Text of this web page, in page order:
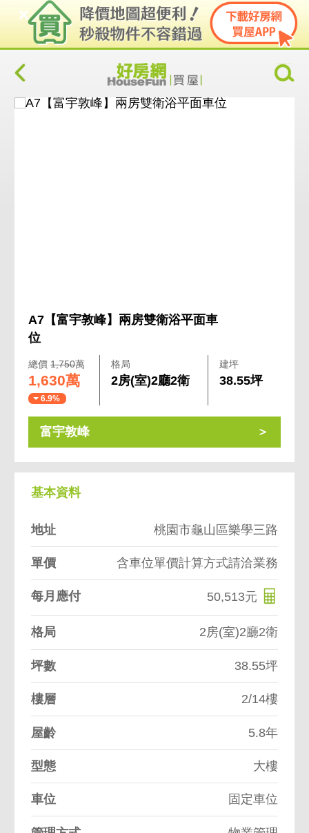
A7【富宇敦峰】兩房雙衛浴平面車
位
總價1,750萬
1,630萬
6.9%
格局
2房(室)2廳2衛
建坪
38.55坪
富宇敦峰
基本資料
地址 桃園市龜山區樂學三路
單價 含車位單價計算方式請洽業務
每月應付 50,513元
格局 2房(室)2廳2衛
坪數 38.55坪
樓層 2/14樓
屋齡 5.8年
型態 大樓
車位 固定車位